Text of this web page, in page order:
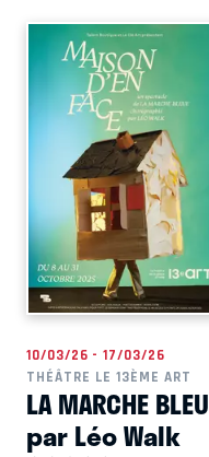
10/03/26 - 17/03/26
THÉÂTRE LE 13ÈME ART
LA MARCHE
par Léo Walk